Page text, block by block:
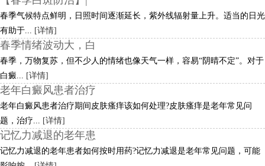
春季气候特点鲜明，日照时间逐渐延长，紫外线辐射量上升。适当的日光
有助于...
[详情]
春季情绪波动大，白
春季，万物复苏，但不少人的情绪也像天气一样，容易“阴晴不定”。对于
白癜...
[详情]
老年白癜风患者治疗
老年白癜风患者治疗期间皮肤瘙痒该如何处理?皮肤瘙痒是老年常见问
题，治疗...
[详情]
记忆力减退的老年患
记忆力减退的老年患者如何按时用药?记忆力减退是老年常见问题，可能